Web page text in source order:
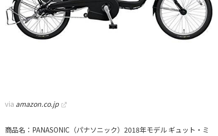
via amazon.co.jp
商品名：PANASONIC（パナソニック）2018年モデル ギュット・ミ